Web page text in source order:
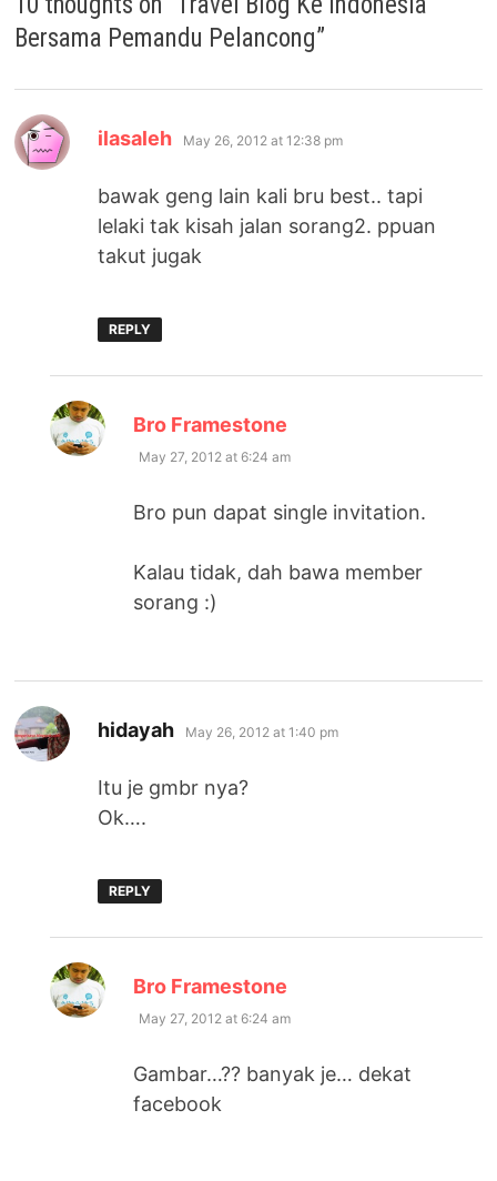
Bersama Pemandu Pelancong”
ilasaleh says:
May 26, 2012 at 12:38 pm
bawak geng lain kali bru best.. tapi
lelaki tak kisah jalan sorang2. ppuan
takut jugak
REPLY
Bro Framestone
May 27, 2012 at 6:24 am
Bro pun dapat single invitation.
Kalau tidak, dah bawa member
sorang :)
hidayah says:
May 26, 2012 at 1:40 pm
Itu je gmbr nya?
Ok….
REPLY
Bro Framestone
May 27, 2012 at 6:24 am
Gambar…?? banyak je… dekat
facebook